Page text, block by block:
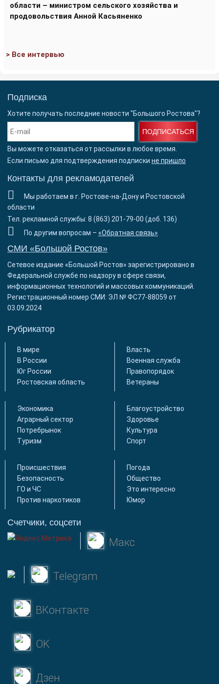
области – министром сельского хозяйства и
продовольствия Анной Касьяненко
> Все интервью
Подписка
Хотите получать последние новости "Большого Ростова"?
ПОДПИСАТЬСЯ
Вы можете отказаться от рассылки в любое время.
Если письмо для подтверждения подписки не пришло
Контакты для рекламодателей
Мы работаем в г. Ростове-на-Дону и Ростовской
области
Тел. рекламной службы: 8 (863) 201-79-00 (доб. 136)
По другим вопросам – «Обратная связь»
СМИ «Большой Ростов»
Сетевое издание «Большой Ростов» зарегистрировано в
Федеральной службе по надзору в сфере связи,
информационных технологий и массовых коммуникаций.
Регистрационный номер СМИ: ЭЛ № ФС77-88059 от
03.09.2024
Рубрикатор
В мире
В России
Юг России
Ростовская область
Власть
Военная служба
Правопорядок
Ветераны
Экономика
Аграрный сектор
Потребрынок
Туризм
Благоустройство
Здоровье
Культура
Спорт
Происшествия
Безопасность
ГО и ЧС
Против наркотиков
Погода
Общество
Это интересно
Юмор
Счетчики, соцсети
Макс
Telegram
ВКонтакте
OK
Дзен